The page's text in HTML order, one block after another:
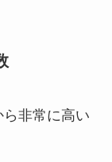
ら非常に高い